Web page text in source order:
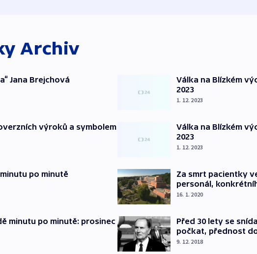
Archiv
Jana Brejchová
výroků a symbolem
po minutě
minutu po minutě: prosinec
Válka na Blízkém
2023
1. 12. 2023
Válka na Blízkém
2023
1. 12. 2023
Za smrt pacientky
personál,
16. 1. 2020
Před 30 lety se
počkat, přednost
9. 12. 2018